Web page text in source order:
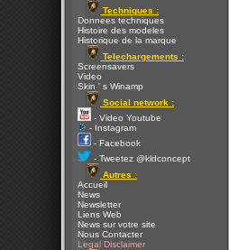
Techniques :
Donnees techniques
Histoire des modeles
Historique de la marque
Telechargements :
Screensavers
Video
Skin ' s Winamp
Social network :
- Video Youtube
- Instagram
- Facebook
- Tweetez @kldconcept
Autres :
Accueil
News
Newsletter
Liens Web
News sur votre site
Nous Contacter
Legal Disclaimer